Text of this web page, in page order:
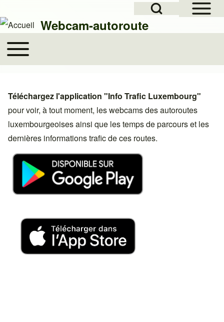
Close search
Rechercher
Webcam-autoroute
Main navigation
Toggle main menu
Téléchargez l'application "Info Trafic Luxembourg"
pour voir, à tout moment, les webcams des autoroutes
luxembourgeoises ainsi que les temps de parcours et les
dernières informations trafic de ces routes.